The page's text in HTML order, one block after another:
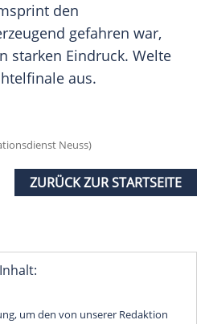
den
gefahren war,
starken Eindruck. Welte
aus.
Neuss)
ZURÜCK ZUR STARTSEITE
um den von unserer Redaktion